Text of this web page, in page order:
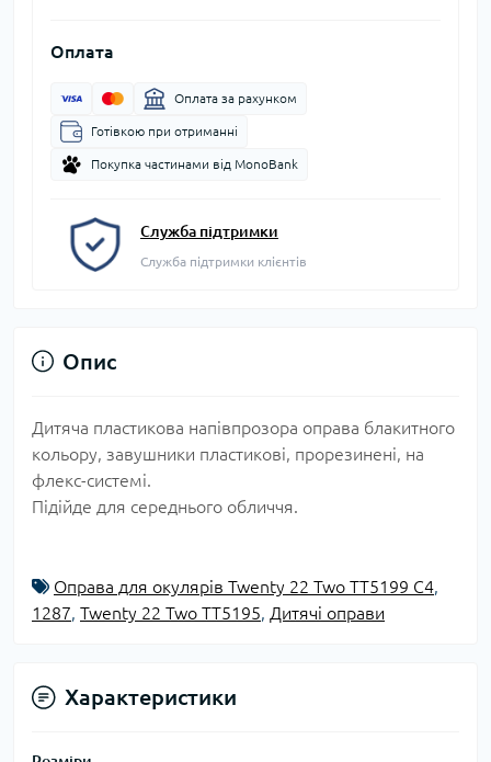
Оплата
Оплата за рахунком
Готівкою при отриманні
Покупка частинами від MonoBank
Служба підтримки
Служба підтримки клієнтів
Опис
Дитяча пластикова напівпрозора оправа блакитного
кольору, завушники пластикові, прорезинені, на
флекс-системі.
Підійде для середнього обличчя.
Оправа для окулярів Twenty 22 Two TT5199 C4
1287 Twenty 22 Two TT5195 Дитячі оправи
Характеристики